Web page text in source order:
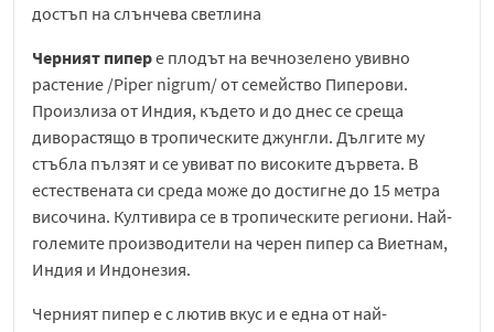
достъп на слънчева светлина
Черният пипере плодът на вечнозелено увивно
растение /Piper nigrum/ от семейство Пиперови.
Произлиза от Индия, където и до днес се среща
диворастящо в тропическите джунгли. Дългите му
стъбла пълзят и се увиват по високите дървета. В
естествената си среда може до достигне до 15 метра
височина. Култивира се в тропическите региони. Най-
големите производители на черен пипер са Виетнам,
Индия и Индонезия.
Черният пипер е с лютив вкус и е една от най-